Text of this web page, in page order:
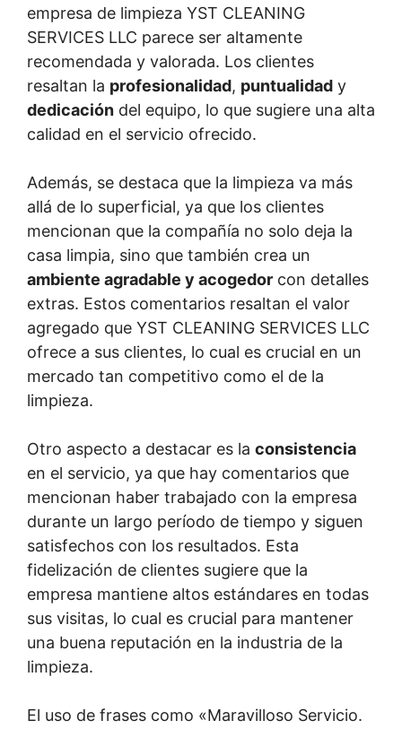
empresa de limpieza YST CLEANING
SERVICES LLC parece ser altamente
recomendada y valorada. Los clientes
resaltan la profesionalidad, puntualidad y
dedicación del equipo, lo que sugiere una alta
calidad en el servicio ofrecido.
Además, se destaca que la limpieza va más
allá de lo superficial, ya que los clientes
mencionan que la compañía no solo deja la
casa limpia, sino que también crea un
ambiente agradable y acogedor con detalles
extras. Estos comentarios resaltan el valor
agregado que YST CLEANING SERVICES LLC
ofrece a sus clientes, lo cual es crucial en un
mercado tan competitivo como el de la
limpieza.
Otro aspecto a destacar es la consistencia
en el servicio, ya que hay comentarios que
mencionan haber trabajado con la empresa
durante un largo período de tiempo y siguen
satisfechos con los resultados. Esta
fidelización de clientes sugiere que la
empresa mantiene altos estándares en todas
sus visitas, lo cual es crucial para mantener
una buena reputación en la industria de la
limpieza.
El uso de frases como «Maravilloso Servicio.